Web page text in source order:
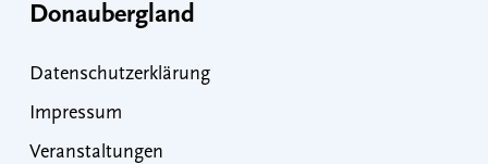
Donaubergland
Datenschutzerklärung
Impressum
Veranstaltungen